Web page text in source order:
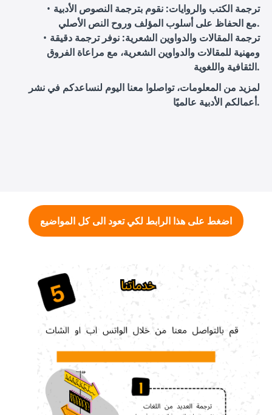
ترجمة الكتب والروايات: نقوم بترجمة النصوص الأدبية
مع الحفاظ على أسلوب المؤلف وروح النص الأصلي.
ترجمة المقالات والدواوين الشعرية: نوفر ترجمة دقيقة
ومهنية للمقالات والدواوين الشعرية، مع مراعاة الفروق
الثقافية واللغوية.
لمزيد من المعلومات، تواصلوا معنا اليوم لنساعدكم في نشر
أعمالكم الأدبية عالميًا.
اضغط على هذا الرابط لكي تعود الى كل المواضيع